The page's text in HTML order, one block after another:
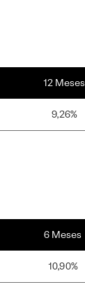
12 Meses
9,26%
6 Meses
10,90%